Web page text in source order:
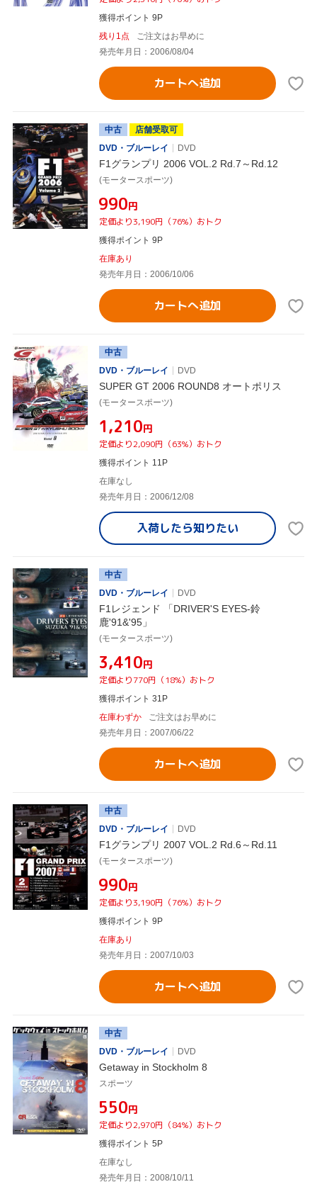
獲得ポイント 9P
残り1点
ご注文はお早めに
発売年月日：2006/08/04
カートへ追加
中古
店舗受取可
DVD・ブルーレイ
DVD
F1グランプリ 2006 VOL.2 Rd.7～Rd.12
(モータースポーツ)
¥990円
定価より3,190円（76%）おトク
獲得ポイント 9P
在庫あり
発売年月日：2006/10/06
カートへ追加
中古
DVD・ブルーレイ
DVD
SUPER GT 2006 ROUND8 オートポリス
(モータースポーツ)
¥1,210円
定価より2,090円（63%）おトク
獲得ポイント 11P
在庫なし
発売年月日：2006/12/08
入荷したら知りたい
中古
DVD・ブルーレイ
DVD
F1レジェンド 「DRIVER'S EYES-鈴
鹿'91&'95」
(モータースポーツ)
¥3,410円
定価より770円（18%）おトク
獲得ポイント 31P
在庫わずか
ご注文はお早めに
発売年月日：2007/06/22
カートへ追加
中古
DVD・ブルーレイ
DVD
F1グランプリ 2007 VOL.2 Rd.6～Rd.11
(モータースポーツ)
¥990円
定価より3,190円（76%）おトク
獲得ポイント 9P
在庫あり
発売年月日：2007/10/03
カートへ追加
中古
DVD・ブルーレイ
DVD
Getaway in Stockholm 8
スポーツ
¥550円
定価より2,970円（84%）おトク
獲得ポイント 5P
在庫なし
発売年月日：2008/10/11